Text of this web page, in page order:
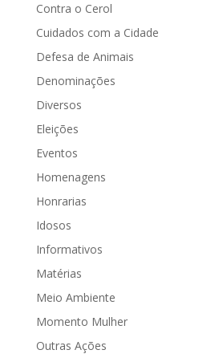
Contra o Cerol
Cuidados com a Cidade
Defesa de Animais
Denominações
Diversos
Eleições
Eventos
Homenagens
Honrarias
Idosos
Informativos
Matérias
Meio Ambiente
Momento Mulher
Outras Ações